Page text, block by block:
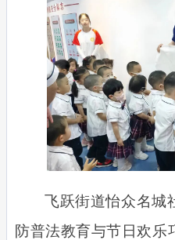
飞跃街道怡众名城
防普法教育与节日欢乐